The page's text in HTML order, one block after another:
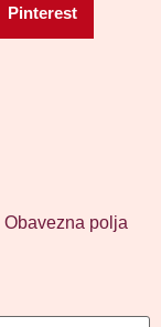
Pinterest
Obavezna polja